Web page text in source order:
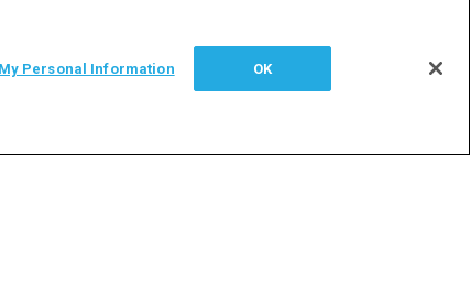
利用者情報の外部送信について
Personal Information OK